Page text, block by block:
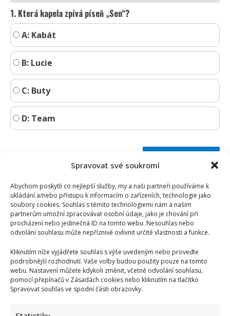
Spravovat své soukromí
Abychom poskytli co nejlepší služby, my a naši partneři používáme k
ukládání a/nebo přístupu k informacím o zařízeních, technologie jako
soubory cookies. Souhlas s těmito technologiemi nám a našim
partnerům umožní zpracovávat osobní údaje, jako je chování při
procházení nebo jedinečná ID na tomto webu. Nesouhlas nebo
odvolání souhlasu může nepříznivě ovlivnit určité vlastnosti a funkce.
Kliknutím níže vyjádřete souhlas s výše uvedeným nebo proveďte
podrobnější rozhodnutí. Vaše volby budou použity pouze na tomto
webu. Nastavení můžete kdykoli změnit, včetně odvolání souhlasu,
pomocí přepínačů v Zásadách cookies nebo kliknutím na tlačítko
Spravovat souhlas ve spodní části obrazovky.
1. Která kapela zpívá píseň „Sen“?
A: Kabát
B: Lucie
C: Buty
D: Team